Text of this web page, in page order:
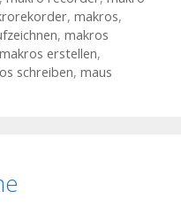
, makros,
, makros
makros erstellen,
schreiben, maus